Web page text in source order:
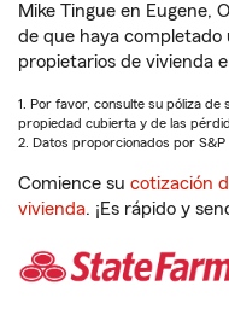
Mike Tingue en Eugene,
de que haya completado
propietarios de vivienda
1. Por favor, consulte su póliza
propiedad cubierta y de las
2. Datos proporcionados por S&P
Comience su cotización
vivienda. ¡Es rápido y